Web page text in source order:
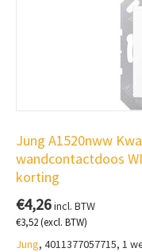
Jung A1520nww
wandcontactdoos
korting
€4,26incl. BTW
€3,52(excl. BTW)
Jung, 4011377057715, 1